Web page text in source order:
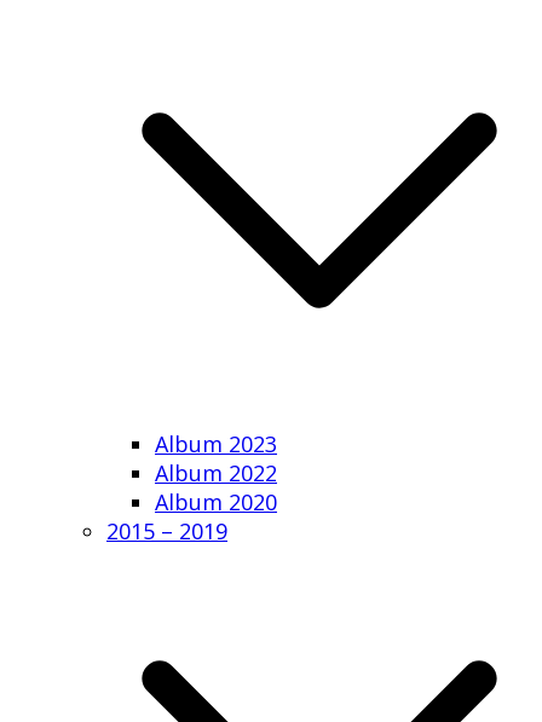
Album 2023
Album 2022
Album 2020
2015 – 2019